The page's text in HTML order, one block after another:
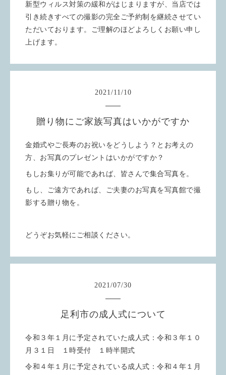
新型ウィルス対策の緩和がはじまりますが、当店では
引き続きすべての撮影の完全ご予約制を継続させてい
ただいております。ご理解のほどよろしくお願い申し
上げます。
2021/11/10
贈り物にご家族写真はいかがですか
金婚式やご長寿のお祝いをどうしよう？とお考えの
方、お写真のプレゼントはいかがですか？
もしお集りが可能であれば、皆さんで集合写真を。
もし、ご遠方であれば、ご夫妻のお写真を写真館で撮
影する贈り物を。
どうぞお気軽にご相談ください。
2021/07/30
足利市の成人式について
令和３年１月に予定されていた成人式：令和３年１０
月３１日 １時受付 １時半開式
令和４年１月に予定されている成人式：令和４年１月